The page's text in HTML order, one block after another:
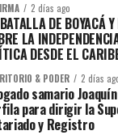
2 días ago
DE BOYACÁ
LA
DESDE EL
& PODER 2 días
samario
para dirigir la
y Registro